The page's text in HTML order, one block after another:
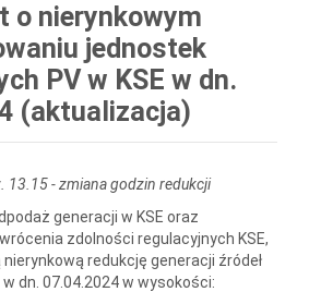
o nierynkowym
jednostek
PV w KSE w dn.
(aktualizacja)
13.15 - zmiana godzin redukcji
generacji w KSE oraz
zdolności regulacyjnych KSE,
nierynkową redukcję generacji źródeł
dn. 07.04.2024 w wysokości: